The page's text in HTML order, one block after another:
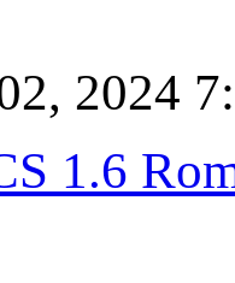
2024
1.6